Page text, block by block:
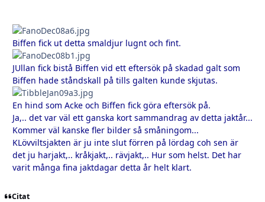
Biffen fick ut detta smaldjur lugnt och fint.
JUllan fick bistå Biffen vid ett eftersök på skadad galt som
Biffen hade ståndskall på tills galten kunde skjutas.
En hind som Acke och Biffen fick göra eftersök på.
Ja,.. det var väl ett ganska kort sammandrag av detta jaktår...
Kommer väl kanske fler bilder så småningom...
KLövviltsjakten är ju inte slut förren på lördag coh sen är
det ju harjakt,.. kråkjakt,.. rävjakt,.. Hur som helst. Det har
varit många fina jaktdagar detta år helt klart.
Citat